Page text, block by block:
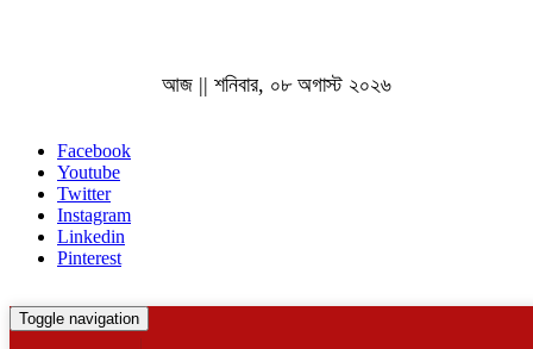
আজ || শনিবার, ০৮ অগাস্ট ২০২৬
Facebook
Youtube
Twitter
Instagram
Linkedin
Pinterest
Toggle navigation